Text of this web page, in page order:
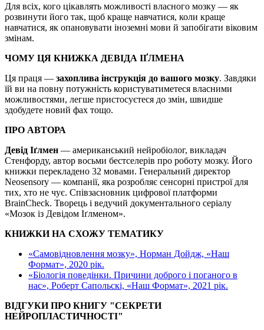
Для всіх, кого цікавлять можливості власного мозку — як
розвинути його так, щоб краще навчатися, коли краще
навчатися, як опановувати іноземні мови й запобігати віковим
змінам.
ЧОМУ ЦЯ КНИЖКА ДЕВІДА ІҐЛМЕНА
Ця праця — захоплива інструкція до вашого мозку. Завдяки
їй ви на повну потужність користуватиметеся власними
можливостями, легше пристосуєтеся до змін, швидше
здобудете новий фах тощо.
ПРО АВТОРА
Девід Іґлмен — американський нейробіолог, викладач
Стенфорду, автор восьми бестселерів про роботу мозку. Його
книжки перекладено 32 мовами. Генеральний директор
Neosensory — компанії, яка розробляє сенсорні пристрої для
тих, хто не чує. Співзасновник цифрової платформи
BrainCheck. Творець і ведучий документального серіалу
«Мозок із Девідом Іґлменом».
КНИЖКИ НА СХОЖУ ТЕМАТИКУ
«Самовідновлення мозку», Норман Дойдж, «Наш
Формат», 2020 рік.
«Біологія поведінки. Причини доброго і поганого в
нас», Роберт Сапольскі, «Наш Формат», 2021 рік.
ВІДГУКИ ПРО КНИГУ "СЕКРЕТИ
НЕЙРОПЛАСТИЧНОСТІ"